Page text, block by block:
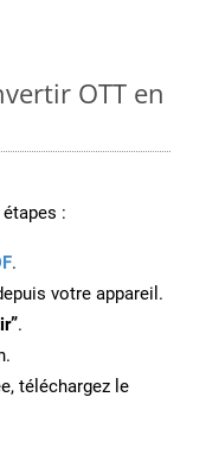
OTT en
:
.
votre appareil.
.
téléchargez le